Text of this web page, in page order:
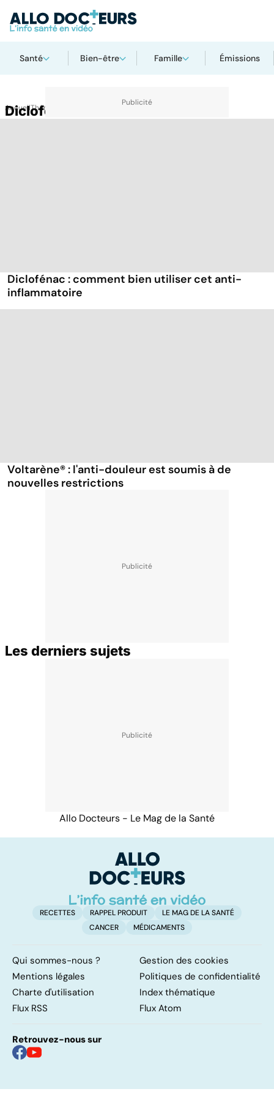
Santé Bien-être Famille Émissions
AccueilThématiques
Diclofenac
Diclofénac : comment bien utiliser cet anti-
inflammatoire
Voltarène® : l'anti-douleur est soumis à de
nouvelles restrictions
Les derniers sujets
Allo Docteurs - Le Mag de la Santé
RECETTES RAPPEL PRODUIT
LE MAG DE LA SANTÉ
CANCER
MÉDICAMENTS
Qui sommes-nous ?
Gestion des cookies
Mentions légales
Politiques de confidentialité
Charte d'utilisation
Index thématique
Flux RSS
Flux Atom
Retrouvez-nous sur